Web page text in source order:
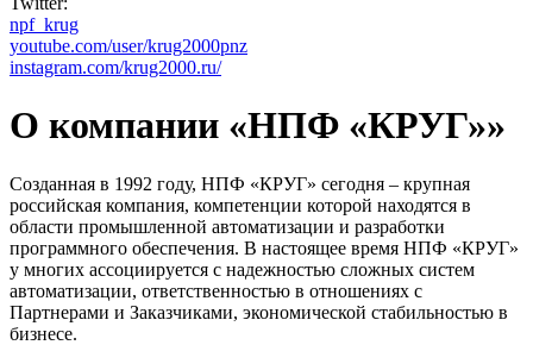
npf_krug
youtube.com/user/krug2000pnz
instagram.com/krug2000.ru/
О компании «НПФ «КРУГ»»
Созданная в 1992 году, НПФ «КРУГ» сегодня – крупная
российская компания, компетенции которой находятся в
области промышленной автоматизации и разработки
программного обеспечения. В настоящее время НПФ «КРУГ»
у многих ассоциируется с надежностью сложных систем
автоматизации, ответственностью в отношениях с
Партнерами и Заказчиками, экономической стабильностью в
бизнесе.